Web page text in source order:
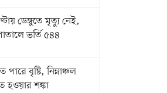
ডেঙ্গুতে মৃত্যু নেই,
ভর্তি ৫৪৪
পারে বৃষ্টি, নিম্নাঞ্চল
হওয়ার শঙ্কা